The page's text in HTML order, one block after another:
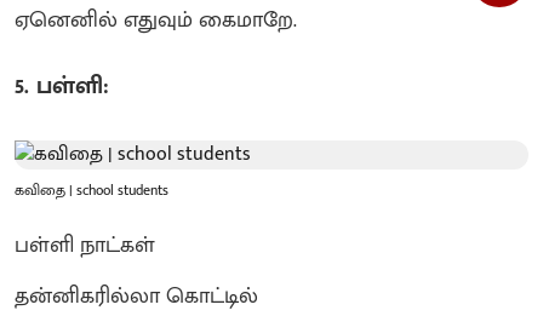
ஏனெனில் எதுவும் கைமாறே.
5. பள்ளி:
கவிதை | school students
பள்ளி நாட்கள்
தன்னிகரில்லா கொட்டில்